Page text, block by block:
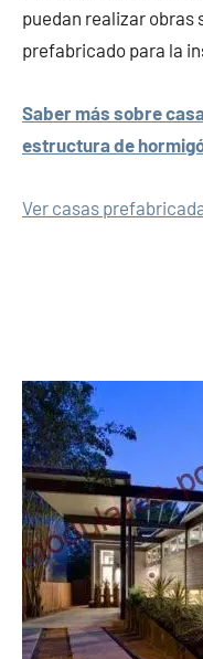
puedan realizar obras
prefabricado para la
Saber más sobre
estructura de
Ver casas